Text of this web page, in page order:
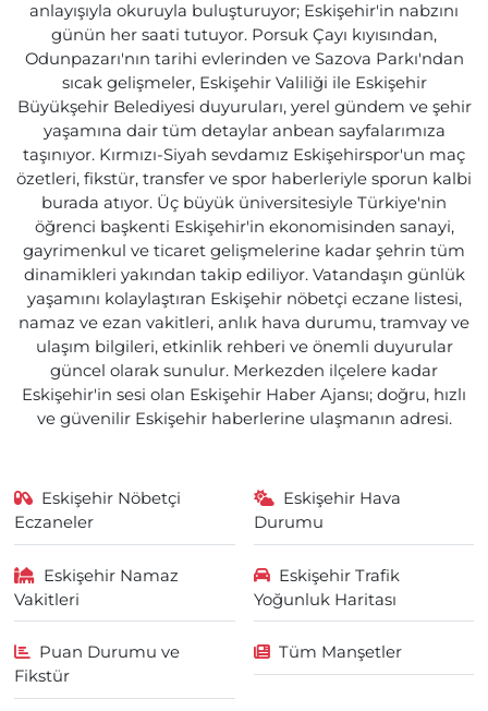
anlayışıyla okuruyla buluşturuyor; Eskişehir'in nabzını
günün her saati tutuyor. Porsuk Çayı kıyısından,
Odunpazarı'nın tarihi evlerinden ve Sazova Parkı'ndan
sıcak gelişmeler, Eskişehir Valiliği ile Eskişehir
Büyükşehir Belediyesi duyuruları, yerel gündem ve şehir
yaşamına dair tüm detaylar anbean sayfalarımıza
taşınıyor. Kırmızı-Siyah sevdamız Eskişehirspor'un maç
özetleri, fikstür, transfer ve spor haberleriyle sporun kalbi
burada atıyor. Üç büyük üniversitesiyle Türkiye'nin
öğrenci başkenti Eskişehir'in ekonomisinden sanayi,
gayrimenkul ve ticaret gelişmelerine kadar şehrin tüm
dinamikleri yakından takip ediliyor. Vatandaşın günlük
yaşamını kolaylaştıran Eskişehir nöbetçi eczane listesi,
namaz ve ezan vakitleri, anlık hava durumu, tramvay ve
ulaşım bilgileri, etkinlik rehberi ve önemli duyurular
güncel olarak sunulur. Merkezden ilçelere kadar
Eskişehir'in sesi olan Eskişehir Haber Ajansı; doğru, hızlı
ve güvenilir Eskişehir haberlerine ulaşmanın adresi.
Eskişehir Nöbetçi
Eczaneler
Eskişehir Hava
Durumu
Eskişehir Namaz
Vakitleri
Eskişehir Trafik
Yoğunluk Haritası
Puan Durumu ve
Fikstür
Tüm Manşetler